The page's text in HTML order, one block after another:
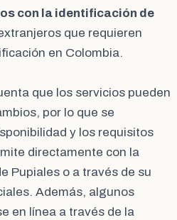
con la identificación de
que requieren
en Colombia.
que los servicios pueden
por lo que se
y los requisitos
directamente con la
Pupiales o a través de su
Además, algunos
en línea a través de la